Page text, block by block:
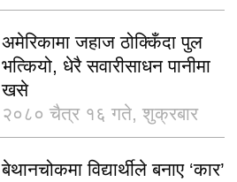
अमेरिकामा जहाज ठोक्किँदा पुल
भत्कियो, धेरै सवारीसाधन पानीमा
खसे
२०८० चैत्र १६ गते, शुक्रबार
बेथानचोकमा विद्यार्थीले बनाए ‘कार’